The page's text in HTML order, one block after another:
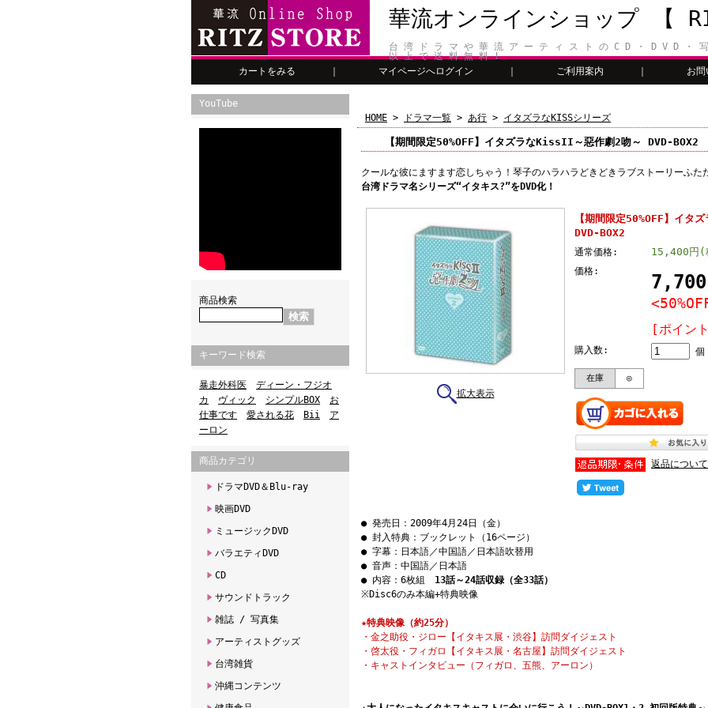
華流オンラインショップ 【
台 湾 ド ラ マ や 華 流 ア ー テ ィ ス ト の C D ・ D V D ・
以 上 で 送 料 無 料 !
カートをみる
マイページへログイン ご利用案内 お問
YouTube
商品検索
キーワード検索
暴走外科医
ディーン・フジオ
カ
ヴィック シンプルBOX
お
仕事です
愛される花 Bii
ア
ーロン
商品カテゴリ
ドラマDVD＆Blu-ray
映画DVD
ミュージックDVD
バラエティDVD
CD
サウンドトラック
雑誌 / 写真集
アーティストグッズ
台湾雑貨
沖縄コンテンツ
HOME > ドラマ一覧 > あ行 > イタズラなKISSシリーズ
【期間限定50%OFF】イタズラなKissII～惡作劇2吻～ DVD-BOX2
クールな彼にますます恋しちゃう！琴子のハラハラどきどきラブストーリーふた
台湾ドラマ名シリーズ“イタキス?”をDVD化！
拡大表示
【期間限定50%OFF】イ
DVD-BOX2
通常価格: 15,400円(
価格:
[ポイン
購入数: 個
在庫 ◎
返品につい
● 発売日：2009年4月24日（金）
● 封入特典：ブックレット（16ページ）
● 字幕：日本語／中国語／日本語吹替用
● 音声：中国語／日本語
● 内容：6枚組 13話～24話収録（全33話）
※Disc6のみ本編+特典映像
★特典映像（約25分）
・金之助役・ジロー【イタキス展・渋谷】訪問ダイジェスト
・啓太役・フィガロ【イタキス展・名古屋】訪問ダイジェスト
・キャストインタビュー（フィガロ、五熊、アーロン）